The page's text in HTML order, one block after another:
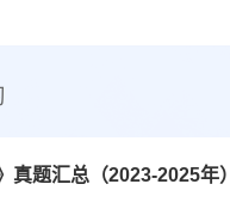
题汇总（2023-2025年）